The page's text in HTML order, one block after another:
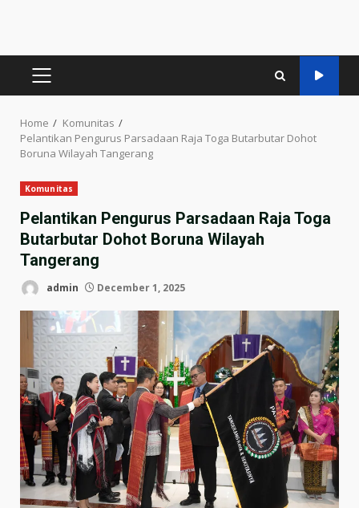
PRIMARY
Home
Komunitas
Pelantikan Pengurus Parsadaan Raja Toga Butarbutar Dohot
Boruna Wilayah Tangerang
Komunitas
Pelantikan Pengurus Parsadaan Raja Toga
Butarbutar Dohot Boruna Wilayah
Tangerang
admin December 1, 2025